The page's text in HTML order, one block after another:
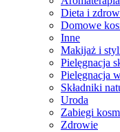
Dieta i
Domowe
Inne
Makijaż i
Pielęgnacja
Pielęgnacja
Składniki
Uroda
Zabiegi
Zdrowie